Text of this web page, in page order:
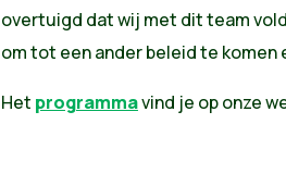
overtuigd dat wij met dit team
om tot een ander beleid te
Het programmavind je op onze